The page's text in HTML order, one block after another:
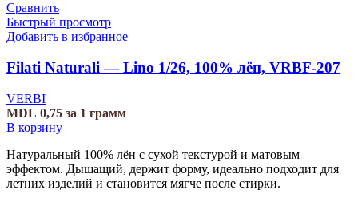
Сравнить
Быстрый просмотр
Добавить в избранное
Filati Naturali — Lino 1/26, 100% лён, VRBF-207
VERBI
MDL 0,75 за 1 грамм
В корзину
Натуральный 100% лён с сухой текстурой и матовым
эффектом. Дышащий, держит форму, идеально подходит для
летних изделий и становится мягче после стирки.